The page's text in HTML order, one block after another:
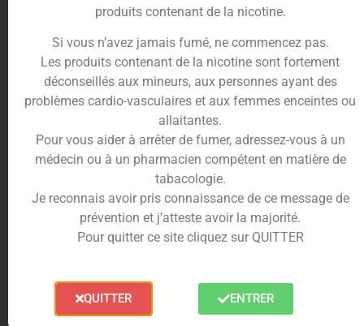
méthode efficace pour arrêter de fumer à votre rythme,
sans pression tout en variant les saveurs. Pour bien
vapoter choisissez un e-liquide adapté à votre cigarette
électronique. N’hésitez pas à tester plusieurs e-liquides
différents. Trois critères sont importants :
L’équilibre de la base de glycérine végétale et de
propylène glycol (PG / VG).
Le taux de nicotine que vous désirez
Pour plus de précision nous vous invitons à lire notre
article concernant le choix de votre e-liquide. Ciga
France vous a concocté des packs débutants pour
vape. Des prix abordables, des conseils de nos experts,
simples à utiliser et accompagnés d’un e-liquide de
produits contenant de la nicotine.
Si vous n’avez jamais fumé, ne commencez pas.
Les produits contenant de la nicotine sont fortement
déconseillés aux mineurs, aux personnes ayant des
problèmes cardio-vasculaires et aux femmes enceintes ou
allaitantes.
Pour vous aider à arrêter de fumer, adressez-vous à un
médecin ou à un pharmacien compétent en matière de
tabacologie.
Je reconnais avoir pris connaissance de ce message de
prévention et j’atteste avoir la majorité.
Pour quitter ce site cliquez sur QUITTER
QUITTER ENTRER